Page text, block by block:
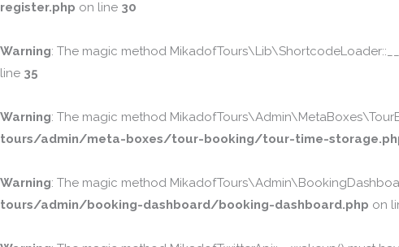
register.php on line 30
Warning: The magic method
line 35
Warning: The magic method
tours/admin/meta-boxes/tour-booking/tour-time-
Warning: The magic method
tours/admin/booking-dashboard/booking-dashboard.php on